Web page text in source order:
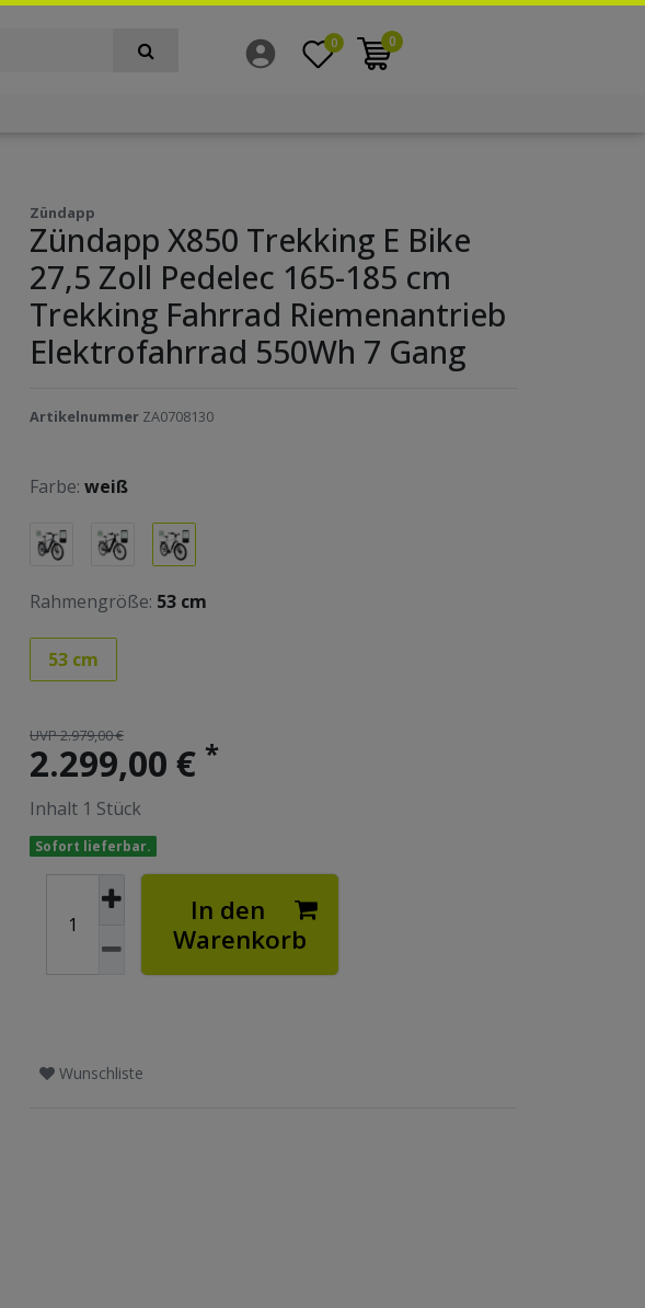
0 0
Zündapp
Zündapp X850 Trekking E Bike
27,5 Zoll Pedelec 165-185 cm
Trekking Fahrrad Riemenantrieb
Elektrofahrrad 550Wh 7 Gang
Artikelnummer ZA0708130
Farbe: weiß
Rahmengröße: 53 cm
53 cm
UVP 2.979,00 €
2.299,00 € *
Inhalt 1 Stück
Sofort lieferbar.
In den
Warenkorb
Wunschliste